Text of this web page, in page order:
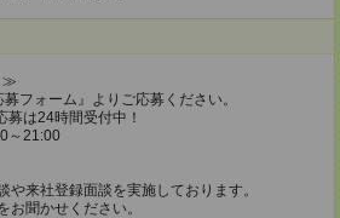
≫
フォーム』よりご応募ください。
は24時間受付中！
21:00
や来社登録面談を実施しております。
聞かせください。